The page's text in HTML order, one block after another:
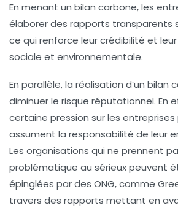
En menant un bilan carbone, les
élaborer des rapports transparents
ce qui renforce leur crédibilité et leur
sociale et environnementale.
En parallèle, la réalisation d’un
diminuer le risque réputationnel. En
certaine pression sur les entreprises
assument la responsabilité de leur
Les organisations qui ne prennent
problématique au sérieux peuvent
épinglées par des ONG, comme
travers des rapports mettant en